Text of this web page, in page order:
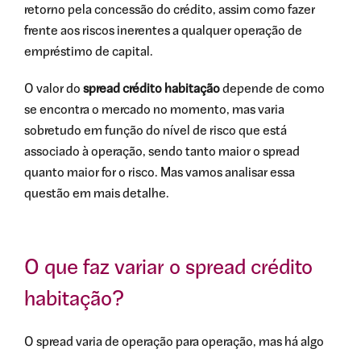
retorno pela concessão do crédito, assim como fazer
frente aos riscos inerentes a qualquer operação de
empréstimo de capital.
O valor do spread crédito habitaçãodepende de como
se encontra o mercado no momento, mas varia
sobretudo em função do nível de risco que está
associado à operação, sendo tanto maior o spread
quanto maior for o risco. Mas vamos analisar essa
questão em mais detalhe.
O que faz variar o spread crédito
habitação?
O spread varia de operação para operação, mas há algo